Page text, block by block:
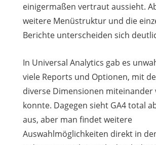
einigermaßen vertraut aussieht.
weitere Menüstruktur und die
Berichte unterscheiden sich
In Universal Analytics gab es
viele Reports und Optionen, mit
diverse Dimensionen miteinander
konnte. Dagegen sieht GA4 total
aus, aber man findet weitere
Auswahlmöglichkeiten direkt in